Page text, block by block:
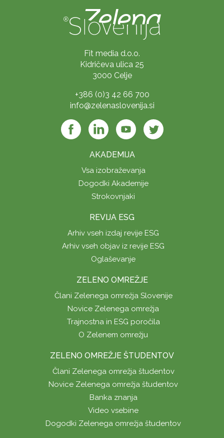
Fit media d.o.o.
Kidričeva ulica 25
3000 Celje
+386 (0)3 42 66 700
info@zelenaslovenija.si
AKADEMIJA
Vsa izobraževanja
Dogodki Akademije
Strokovnjaki
REVIJA ESG
Arhiv vseh izdaj revije ESG
Arhiv vseh objav iz revije ESG
Oglaševanje
ZELENO OMREŽJE
Člani Zelenega omrežja Slovenije
Novice Zelenega omrežja
Trajnostna in ESG poročila
O Zelenem omrežju
ZELENO OMREŽJE ŠTUDENTOV
Člani Zelenega omrežja študentov
Novice Zelenega omrežja študentov
Banka znanja
Video vsebine
Dogodki Zelenega omrežja študentov